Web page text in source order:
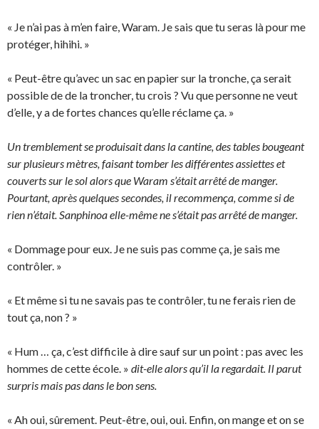
« Je n’ai pas à m’en faire, Waram. Je sais que tu seras là pour me
protéger, hihihi. »
« Peut-être qu’avec un sac en papier sur la tronche, ça serait
possible de de la troncher, tu crois ? Vu que personne ne veut
d’elle, y a de fortes chances qu’elle réclame ça. »
Un tremblement se produisait dans la cantine, des tables bougeant
sur plusieurs mètres, faisant tomber les différentes assiettes et
couverts sur le sol alors que Waram s’était arrêté de manger.
Pourtant, après quelques secondes, il recommença, comme si de
rien n’était. Sanphinoa elle-même ne s’était pas arrêté de manger.
« Dommage pour eux. Je ne suis pas comme ça, je sais me
contrôler. »
« Et même si tu ne savais pas te contrôler, tu ne ferais rien de
tout ça, non ? »
« Hum … ça, c’est difficile à dire sauf sur un point : pas avec les
hommes de cette école. » dit-elle alors qu’il la regardait. Il parut
surpris mais pas dans le bon sens.
« Ah oui, sûrement. Peut-être, oui, oui. Enfin, on mange et on se